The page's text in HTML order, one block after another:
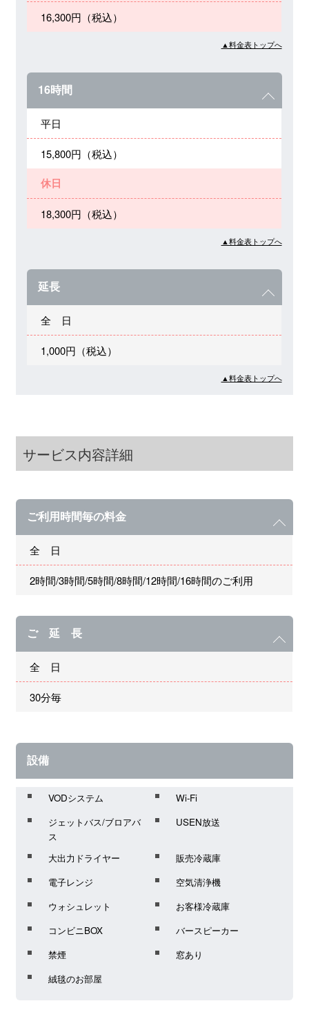
16,300円（税込）
▲料金表トップへ
16時間
平日
15,800円（税込）
休日
18,300円（税込）
▲料金表トップへ
延長
全 日
1,000円（税込）
▲料金表トップへ
サービス内容詳細
ご利用時間毎の料金
全 日
2時間/3時間/5時間/8時間/12時間/16時間のご利用
ご 延 長
全 日
30分毎
設備
VODシステム
Wi-Fi
ジェットバス/ブロアバ
ス
USEN放送
大出力ドライヤー
販売冷蔵庫
電子レンジ
空気清浄機
ウォシュレット
お客様冷蔵庫
コンビニBOX
バースピーカー
禁煙
窓あり
絨毯のお部屋